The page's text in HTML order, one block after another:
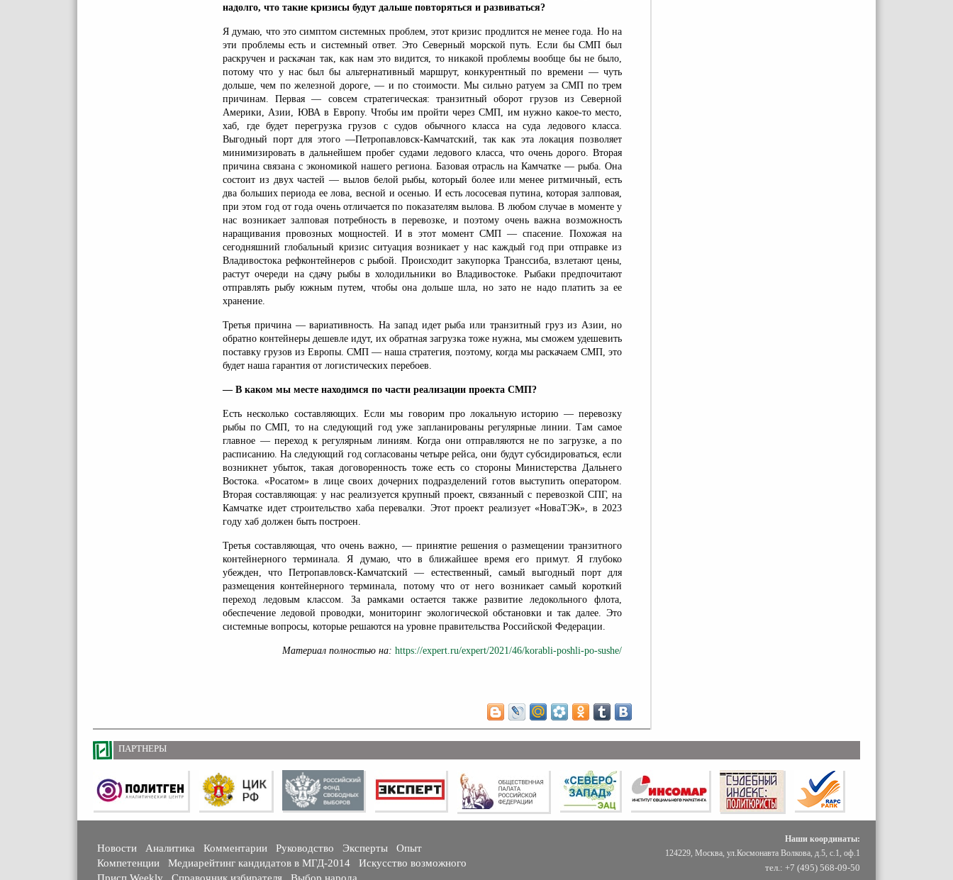
надолго, что такие кризисы будут дальше повторяться и развиваться?
Я думаю, что это симптом системных проблем, этот кризис продлится не менее года. Но на
эти проблемы есть и системный ответ. Это Северный морской путь. Если бы СМП был
раскручен и раскачан так, как нам это видится, то никакой проблемы вообще бы не было,
потому что у нас был бы альтернативный маршрут, конкурентный по времени — чуть
дольше, чем по железной дороге, — и по стоимости. Мы сильно ратуем за СМП по трем
причинам. Первая — совсем стратегическая: транзитный оборот грузов из Северной
Америки, Азии, ЮВА в Европу. Чтобы им пройти через СМП, им нужно какое-то место,
хаб, где будет перегрузка грузов с судов обычного класса на суда ледового класса.
Выгодный порт для этого —Петропавловск-Камчатский, так как эта локация позволяет
минимизировать в дальнейшем пробег судами ледового класса, что очень дорого. Вторая
причина связана с экономикой нашего региона. Базовая отрасль на Камчатке — рыба. Она
состоит из двух частей — вылов белой рыбы, который более или менее ритмичный, есть
два больших периода ее лова, весной и осенью. И есть лососевая путина, которая залповая,
при этом год от года очень отличается по показателям вылова. В любом случае в моменте у
нас возникает залповая потребность в перевозке, и поэтому очень важна возможность
наращивания провозных мощностей. И в этот момент СМП — спасение. Похожая на
сегодняшний глобальный кризис ситуация возникает у нас каждый год при отправке из
Владивостока рефконтейнеров с рыбой. Происходит закупорка Транссиба, взлетают цены,
растут очереди на сдачу рыбы в холодильники во Владивостоке. Рыбаки предпочитают
отправлять рыбу южным путем, чтобы она дольше шла, но зато не надо платить за ее
хранение.
Третья причина — вариативность. На запад идет рыба или транзитный груз из Азии, но
обратно контейнеры дешевле идут, их обратная загрузка тоже нужна, мы сможем удешевить
поставку грузов из Европы. СМП — наша стратегия, поэтому, когда мы раскачаем СМП, это
будет наша гарантия от логистических перебоев.
— В каком мы месте находимся по части реализации проекта СМП?
Есть несколько составляющих. Если мы говорим про локальную историю — перевозку
рыбы по СМП, то на следующий год уже запланированы регулярные линии. Там самое
главное — переход к регулярным линиям. Когда они отправляются не по загрузке, а по
расписанию. На следующий год согласованы четыре рейса, они будут субсидироваться, если
возникнет убыток, такая договоренность тоже есть со стороны Министерства Дальнего
Востока. «Росатом» в лице своих дочерних подразделений готов выступить оператором.
Вторая составляющая: у нас реализуется крупный проект, связанный с перевозкой СПГ, на
Камчатке идет строительство хаба перевалки. Этот проект реализует «НоваТЭК», в 2023
году хаб должен быть построен.
Третья составляющая, что очень важно, — принятие решения о размещении транзитного
контейнерного терминала. Я думаю, что в ближайшее время его примут. Я глубоко
убежден, что Петропавловск-Камчатский — естественный, самый выгодный порт для
размещения контейнерного терминала, потому что от него возникает самый короткий
переход ледовым классом. За рамками остается также развитие ледокольного флота,
обеспечение ледовой проводки, мониторинг экологической обстановки и так далее. Это
системные вопросы, которые решаются на уровне правительства Российской Федерации.
Материал полностью на: https://expert.ru/expert/2021/46/korabli-poshli-po-sushe/
ПАРТНЕРЫ
Новости Аналитика Комментарии Руководство Эксперты
Опыт
Компетенции
Медиарейтинг кандидатов в МГД-2014
Искусство возможного
Наши координаты:
124229, Москва, ул.Космонавта Волкова, д.5, с.1, оф.1
тел.: +7 (495) 568-09-50